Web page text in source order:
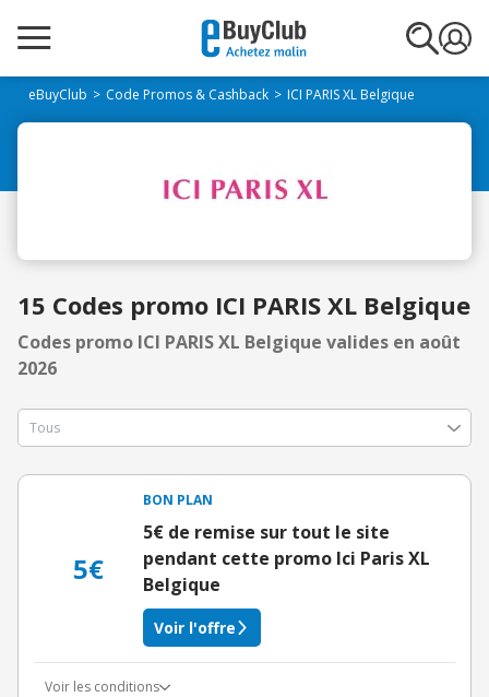
eBuyClub Code Promos & Cashback ICI PARIS XL Belgique
15 Codes promo ICI PARIS XL Belgique
Codes promo ICI PARIS XL Belgique valides en août
2026
5€
BON PLAN
5€ de remise sur tout le site
pendant cette promo Ici Paris XL
Belgique
Voir l'offre
Voir les conditions